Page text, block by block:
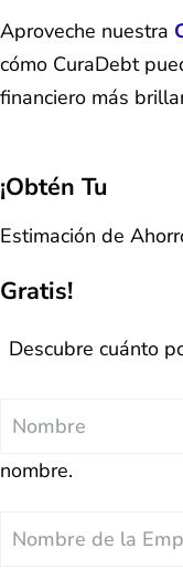
Aproveche nuestra
cómo CuraDebt
financiero más
¡Obtén Tu
Estimación de
Gratis!
Descubre cuánto
Nombre
nombre.
Nombre